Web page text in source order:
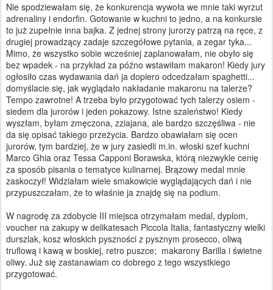
Nie spodziewałam się, że konkurencja wywoła we mnie taki wyrzut
adrenaliny i endorfin. Gotowanie w kuchni to jedno, a na konkursie
to już zupełnie inna bajka. Z jednej strony jurorzy patrzą na ręce, z
drugiej prowadzący zadaje szczegółowe pytania, a zegar tyka...
Mimo, że wszystko sobie wcześniej zaplanowałam, nie obyło się
bez wpadek - na przykład za późno wstawiłam makaron! Kiedy jury
ogłosiło czas wydawania dań ja dopiero odcedzałam spaghetti...
domyślacie się, jak wyglądało nakładanie makaronu na talerze?
Tempo zawrotne! A trzeba było przygotować tych talerzy osiem -
siedem dla jurorów i jeden pokazowy. Istne szaleństwo! Kiedy
wyszłam, byłam zmęczona, zziajana, ale bardzo szczęśliwa - nie
da się opisać takiego przeżycia. Bardzo obawiałam się ocen
jurorów, tym bardziej, że w jury zasiedli m.in. włoski szef kuchni
Marco Ghia oraz Tessa Capponi Borawska, którą niezwykle cenię
za sposób pisania o tematyce kulinarnej. Brązowy medal mnie
zaskoczył! Widziałam wiele smakowicie wyglądających dań i nie
przypuszczałam, że to właśnie ja znajdę się na podium.
W nagrodę za zdobycie III miejsca otrzymałam medal, dyplom,
voucher na zakupy w delikatesach Piccola Italia, fantastyczny wielki
durszlak, kosz włoskich pyszności z pysznym prosecco, oliwą
truflową i kawą w boskiej, retro puszce; makarony Barilla i świetne
oliwy. Już się zastanawiam co dobrego z tego wszystkiego
przygotować.